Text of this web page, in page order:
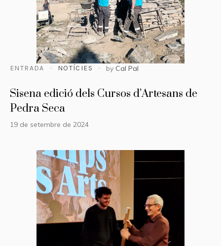
ENTRADA NOTÍCIES by Cal Pal
Sisena edició dels Cursos d’Artesans de
Pedra Seca
19 de setembre de 2024